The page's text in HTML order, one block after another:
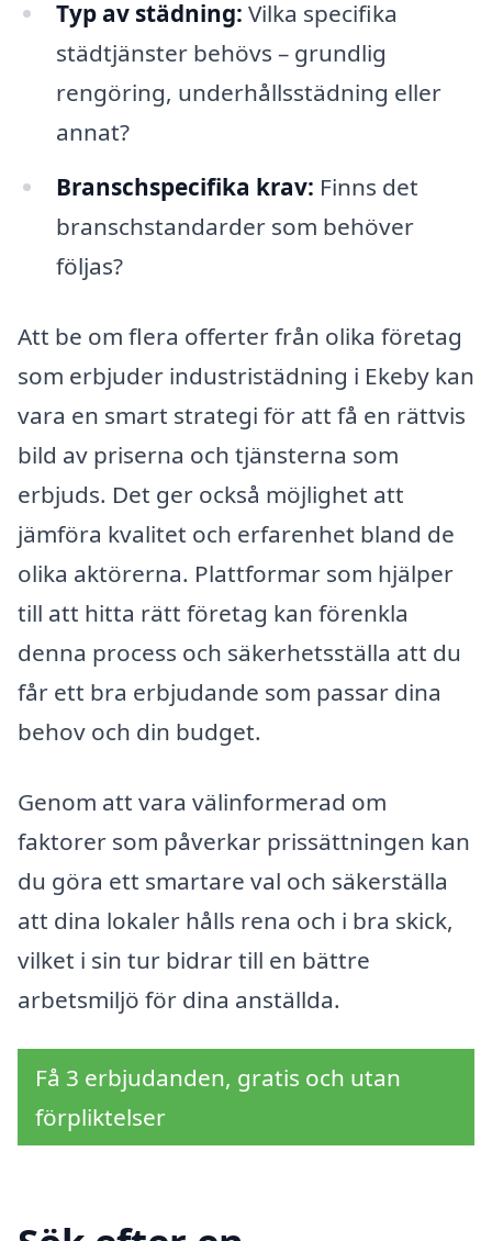
Typ av städning: Vilka specifika
städtjänster behövs – grundlig
rengöring, underhållsstädning eller
annat?
Branschspecifika krav: Finns det
branschstandarder som behöver
följas?
Att be om flera offerter från olika företag
som erbjuder industristädning i Ekeby kan
vara en smart strategi för att få en rättvis
bild av priserna och tjänsterna som
erbjuds. Det ger också möjlighet att
jämföra kvalitet och erfarenhet bland de
olika aktörerna. Plattformar som hjälper
till att hitta rätt företag kan förenkla
denna process och säkerhetsställa att du
får ett bra erbjudande som passar dina
behov och din budget.
Genom att vara välinformerad om
faktorer som påverkar prissättningen kan
du göra ett smartare val och säkerställa
att dina lokaler hålls rena och i bra skick,
vilket i sin tur bidrar till en bättre
arbetsmiljö för dina anställda.
Få 3 erbjudanden, gratis och utan
förpliktelser